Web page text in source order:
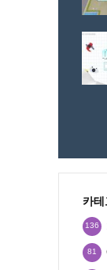
카테
136
81